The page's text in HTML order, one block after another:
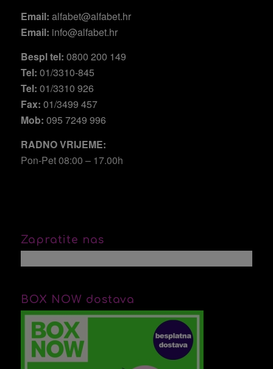
Email: alfabet@alfabet.hr
Email: info@alfabet.hr
Bespl tel: 0800 200 149
Tel: 01/3310-845
Tel: 01/3310 926
Fax: 01/3499 457
Mob: 095 7249 996
RADNO VRIJEME:
Pon-Pet 08:00 – 17.00h
Zapratite nas
BOX NOW dostava